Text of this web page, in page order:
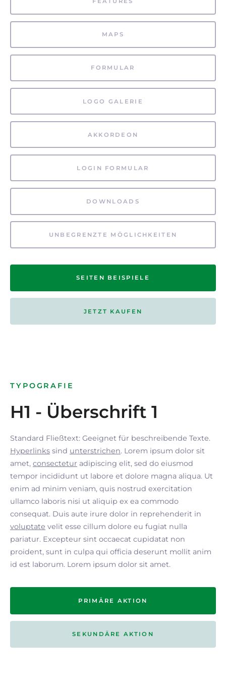
MAPS
FORMULAR
LOGO GALERIE
AKKORDEON
LOGIN FORMULAR
DOWNLOADS
UNBEGRENZTE MÖGLICHKEITEN
SEITEN BEISPIELE
JETZT KAUFEN
TYPOGRAFIE
H1 - Überschrift 1
Standard Fließtext: Geeignet für beschreibende Texte.
Hyperlinks sind unterstrichen. Lorem ipsum dolor sit
amet, consectetur adipiscing elit, sed do eiusmod
tempor incididunt ut labore et dolore magna aliqua. Ut
enim ad minim veniam, quis nostrud exercitation
ullamco laboris nisi ut aliquip ex ea commodo
consequat. Duis aute irure dolor in reprehenderit in
voluptate velit esse cillum dolore eu fugiat nulla
pariatur. Excepteur sint occaecat cupidatat non
proident, sunt in culpa qui officia deserunt mollit anim
id est laborum. Lorem ipsum dolor sit amet.
PRIMÄRE AKTION
SEKUNDÄRE AKTION